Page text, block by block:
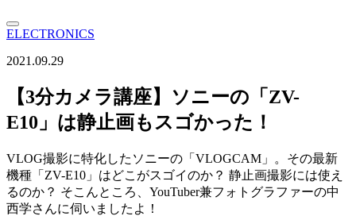
ELECTRONICS
2021.09.29
【3分カメラ講座】ソニーの「ZV-
E10」は静止画もスゴかった！
VLOG撮影に特化したソニーの「VLOGCAM」。その最新
機種「ZV-E10」はどこがスゴイのか？ 静止画撮影には使え
るのか？ そこんところ、YouTuber兼フォトグラファーの中
西学さんに伺いましたよ！